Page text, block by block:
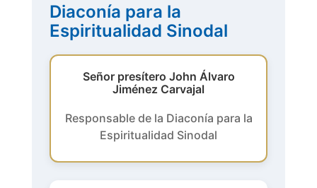
Diaconía para la
Espiritualidad Sinodal
Señor presítero John Álvaro
Jiménez Carvajal
Responsable de la Diaconía para la
Espiritualidad Sinodal